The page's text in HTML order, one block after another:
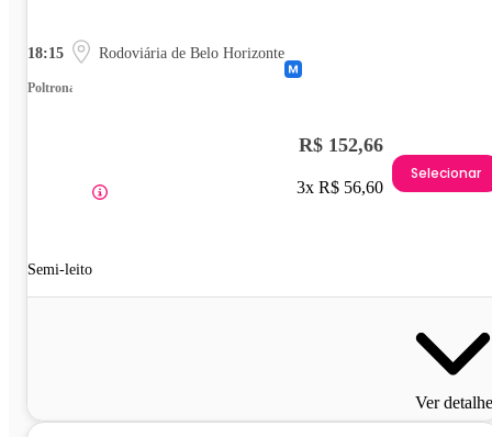
18:15 Rodoviária de Belo Horizonte
Poltrona
Semi-leito
R$ 152,66
3x R$ 56,60
Selecionar
Ver